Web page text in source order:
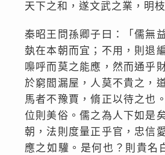
天下之和，遂文武之業，明
秦昭王問孫卿子曰：「儒無
埶在本朝而宜；不用，則退
嘄呼而莫之能應，然而通乎
於窮閻漏屋，人莫不貴之，
馬者不豫賈，脩正以待之也
位則美俗。儒之為人下如是
朝，法則度量正乎官，忠信
應之如驩。是何也？則貴名